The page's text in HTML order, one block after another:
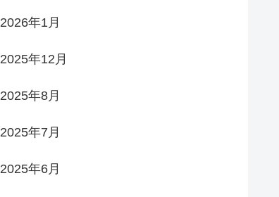
2026年1月
2025年12月
2025年8月
2025年7月
2025年6月